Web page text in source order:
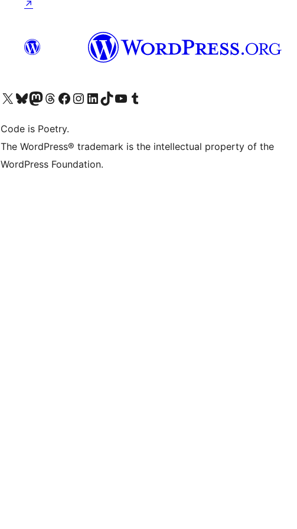
↗
Bezoek ons X (voorheen Twitter) account
Bezoek onze Bluesky account
Bezoek ons Mastodon account
Bezoek onze Threads account
Onze Facebookpagina bezoeken
Bezoek onze Instagram account
Bezoek onze LinkedIn account
Bezoek onze TikTok account
Bezoek ons YouTube kanaalBezoek onze Tumblr account
Code is Poetry.
The WordPress® trademark is the intellectual property of the
WordPress Foundation.